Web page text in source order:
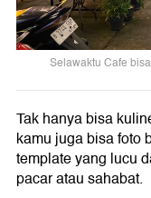
Selawaktu Cafe
Tak hanya bisa
kamu juga bisa foto
template yang lucu
pacar atau sahabat.